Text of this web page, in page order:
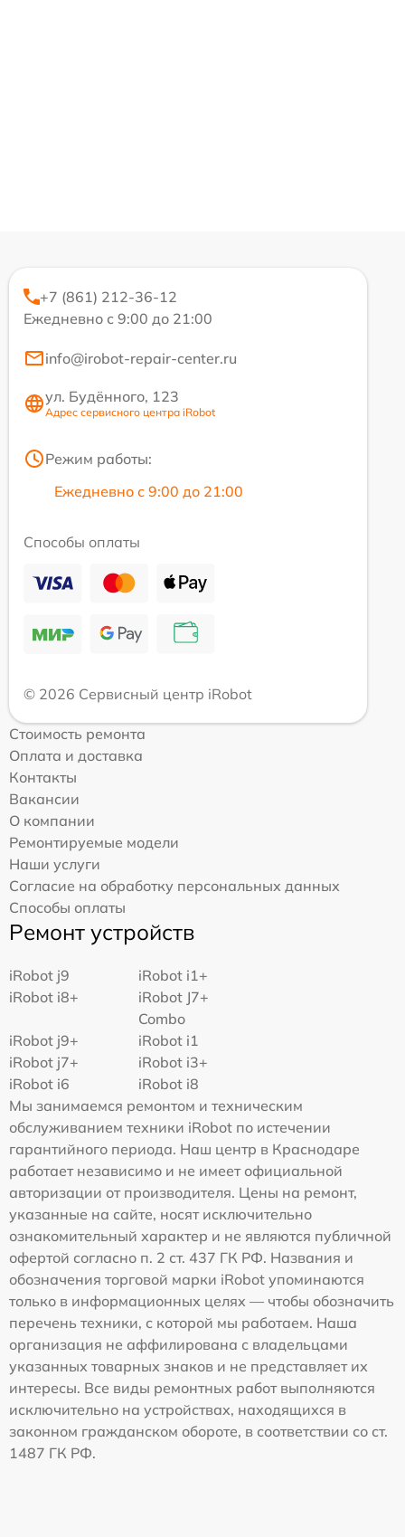
+7 (861) 212-36-12
Ежедневно с 9:00 до 21:00
info@irobot-repair-center.ru
ул. Будённого, 123
Адрес сервисного центра iRobot
Режим работы:
Ежедневно с 9:00 до 21:00
Способы оплаты
© 2026 Сервисный центр iRobot
Стоимость ремонта
Оплата и доставка
Контакты
Вакансии
О компании
Ремонтируемые модели
Наши услуги
Согласие на обработку персональных данных
Способы оплаты
Ремонт устройств
iRobot j9
iRobot i1+
iRobot i8+
iRobot J7+
Combo
iRobot j9+
iRobot i1
iRobot j7+
iRobot i3+
iRobot i6
iRobot i8
Мы занимаемся ремонтом и техническим
обслуживанием техники iRobot по истечении
гарантийного периода. Наш центр в Краснодаре
работает независимо и не имеет официальной
авторизации от производителя. Цены на ремонт,
указанные на сайте, носят исключительно
ознакомительный характер и не являются публичной
офертой согласно п. 2 ст. 437 ГК РФ. Названия и
обозначения торговой марки iRobot упоминаются
только в информационных целях — чтобы обозначить
перечень техники, с которой мы работаем. Наша
организация не аффилирована с владельцами
указанных товарных знаков и не представляет их
интересы. Все виды ремонтных работ выполняются
исключительно на устройствах, находящихся в
законном гражданском обороте, в соответствии со ст.
1487 ГК РФ.